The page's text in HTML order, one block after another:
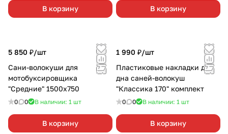
В корзину В корзину
5 850 ₽/шт
Сани-волокуши для
мотобуксировщика
"Средние" 1500х750
0 0 В наличии: 1 шт
В корзину
1 990 ₽/шт
Пластиковые накладки для
дна саней-волокуш
"Классика 170" комплект
0 0 В наличии: 1 шт
В корзину